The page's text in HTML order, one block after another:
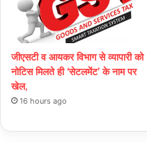
जीएसटी व आयकर विभाग से व्यापारी को
नोटिस मिलते ही ‘सेटलमेंट’ के नाम पर
खेल,
16 hours ago